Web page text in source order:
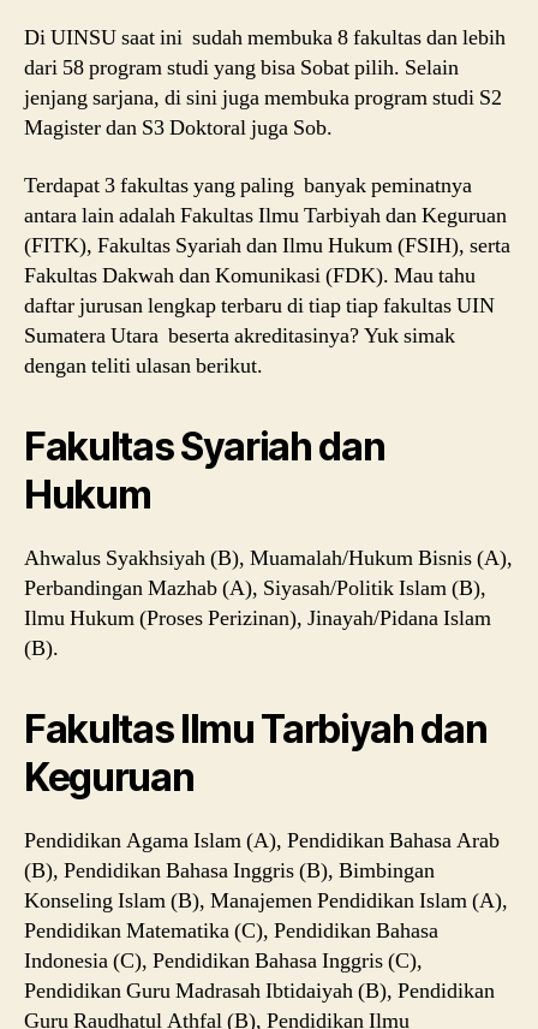
Di UINSU saat ini sudah membuka 8 fakultas dan lebih
dari 58 program studi yang bisa Sobat pilih. Selain
jenjang sarjana, di sini juga membuka program studi S2
Magister dan S3 Doktoral juga Sob.
Terdapat 3 fakultas yang paling banyak peminatnya
antara lain adalah Fakultas Ilmu Tarbiyah dan Keguruan
(FITK), Fakultas Syariah dan Ilmu Hukum (FSIH), serta
Fakultas Dakwah dan Komunikasi (FDK). Mau tahu
daftar jurusan lengkap terbaru di tiap tiap fakultas UIN
Sumatera Utara beserta akreditasinya? Yuk simak
dengan teliti ulasan berikut.
Fakultas Syariah dan
Hukum
Ahwalus Syakhsiyah (B), Muamalah/Hukum Bisnis (A),
Perbandingan Mazhab (A), Siyasah/Politik Islam (B),
Ilmu Hukum (Proses Perizinan), Jinayah/Pidana Islam
(B).
Fakultas Ilmu Tarbiyah dan
Keguruan
Pendidikan Agama Islam (A), Pendidikan Bahasa Arab
(B), Pendidikan Bahasa Inggris (B), Bimbingan
Konseling Islam (B), Manajemen Pendidikan Islam (A),
Pendidikan Matematika (C), Pendidikan Bahasa
Indonesia (C), Pendidikan Bahasa Inggris (C),
Pendidikan Guru Madrasah Ibtidaiyah (B), Pendidikan
Guru Raudhatul Athfal (B), Pendidikan Ilmu